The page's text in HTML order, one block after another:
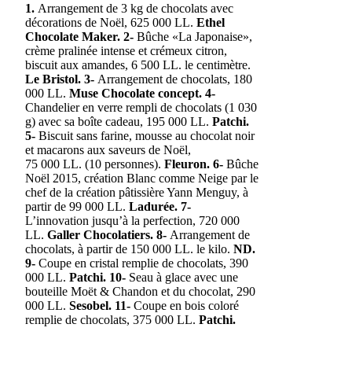
1. Arrangement de 3 kg de chocolats avec
décorations de Noël, 625 000 LL. Ethel
Chocolate Maker. 2- Bûche «La Japonaise»,
crème pralinée intense et crémeux citron,
biscuit aux amandes, 6 500 LL. le centimètre.
Le Bristol. 3- Arrangement de chocolats, 180
000 LL. Muse Chocolate concept. 4-
Chandelier en verre rempli de chocolats (1 030
g) avec sa boîte cadeau, 195 000 LL. Patchi.
5- Biscuit sans farine, mousse au chocolat noir
et macarons aux saveurs de Noël,
75 000 LL. (10 personnes). Fleuron. 6- Bûche
Noël 2015, création Blanc comme Neige par le
chef de la création pâtissière Yann Menguy, à
partir de 99 000 LL. Ladurée. 7-
L’innovation jusqu’à la perfection, 720 000
LL. Galler Chocolatiers. 8- Arrangement de
chocolats, à partir de 150 000 LL. le kilo. ND.
9- Coupe en cristal remplie de chocolats, 390
000 LL. Patchi. 10- Seau à glace avec une
bouteille Moët & Chandon et du chocolat, 290
000 LL. Sesobel. 11- Coupe en bois coloré
remplie de chocolats, 375 000 LL. Patchi.